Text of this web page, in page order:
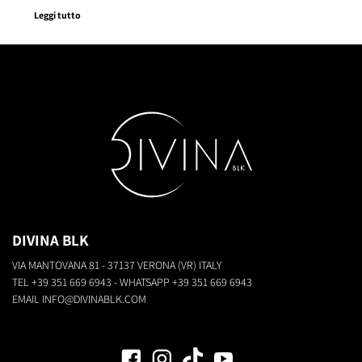
Leggi tutto
DIVINA BLK
VIA MANTOVANA 81 - 37137 VERONA (VR) ITALY
TEL +39 351 669 6943 - WHATSAPP +39 351 669 6943
EMAIL INFO@DIVINABLK.COM